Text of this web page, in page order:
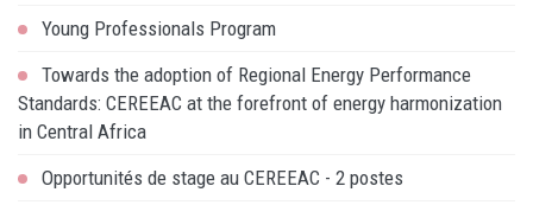
Young Professionals Program
Towards the adoption of Regional Energy Performance
Standards: CEREEAC at the forefront of energy harmonization
in Central Africa
Opportunités de stage au CEREEAC - 2 postes